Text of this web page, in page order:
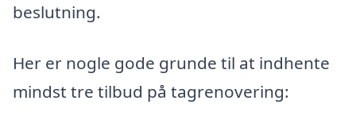
beslutning.
Her er nogle gode grunde til at indhente
mindst tre tilbud på tagrenovering: